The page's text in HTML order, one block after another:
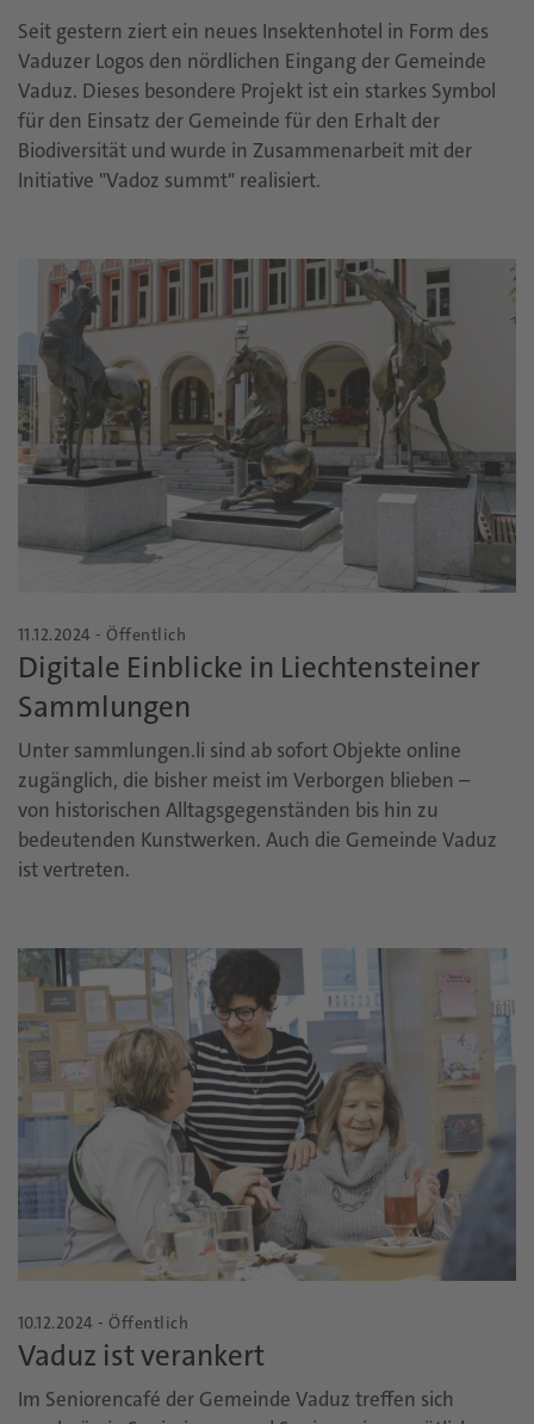
Seit gestern ziert ein neues Insektenhotel in Form des
Vaduzer Logos den nördlichen Eingang der Gemeinde
Vaduz. Dieses besondere Projekt ist ein starkes Symbol
für den Einsatz der Gemeinde für den Erhalt der
Biodiversität und wurde in Zusammenarbeit mit der
Initiative "Vadoz summt" realisiert.
11.12.2024 - Öffentlich
Digitale Einblicke in Liechtensteiner
Sammlungen
Unter sammlungen.li sind ab sofort Objekte online
zugänglich, die bisher meist im Verborgen blieben –
von historischen Alltagsgegenständen bis hin zu
bedeutenden Kunstwerken. Auch die Gemeinde Vaduz
ist vertreten.
10.12.2024 - Öffentlich
Vaduz ist verankert
Im Seniorencafé der Gemeinde Vaduz treffen sich